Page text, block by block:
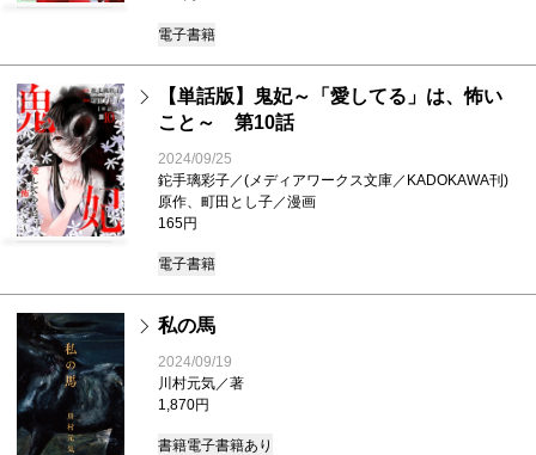
電子書籍
【単話版】鬼妃～「愛してる」は、怖い
こと～ 第10話
2024/09/25
鉈手璃彩子／(メディアワークス文庫／KADOKAWA刊)
原作、町田とし子／漫画
165円
電子書籍
私の馬
2024/09/19
川村元気／著
1,870円
書籍電子書籍あり